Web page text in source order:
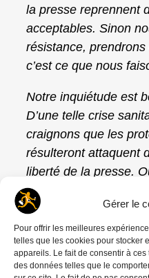
Gérer le
Pour offrir les meilleures
telles que les cookies pour stocker
appareils. Le fait de consentir à
des données telles que le
la presse reprennent
acceptables. Sinon
résistance,
c’est ce que nous
Notre inquiétude est
D’une telle crise
craignons que les
résulteront attaquent
liberté de la presse.
soucient guère.
Nos métiers et nos
relance économique
de l’art, de la